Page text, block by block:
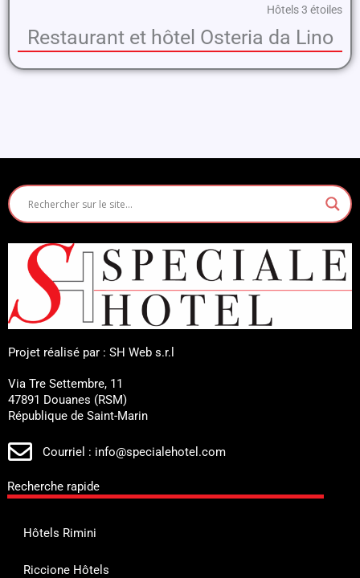
Hôtels 3 étoiles
Restaurant et hôtel Osteria da Lino
Projet réalisé par : SH Web s.r.l
Via Tre Settembre, 11
47891 Douanes (RSM)
République de Saint-Marin
Courriel : info@specialehotel.com
Recherche rapide
Hôtels Rimini
Riccione Hôtels